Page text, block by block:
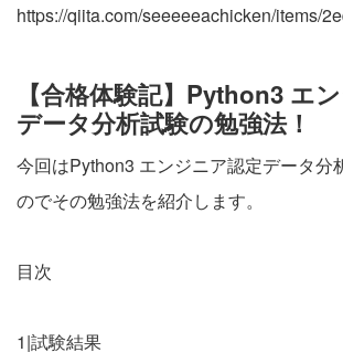
https://qiita.com/seeeeeachicken/items/
【合格体験記】Python3 エ
データ分析試験の勉強法！
今回はPython3 エンジニア認定データ分
のでその勉強法を紹介します。
目次
1|試験結果